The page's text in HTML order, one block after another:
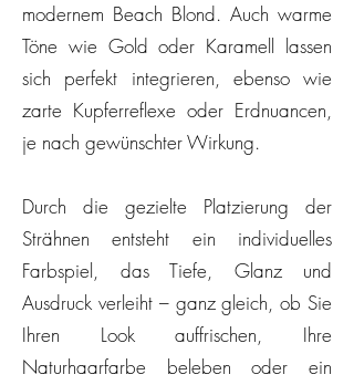
modernem Beach Blond. Auch warme
Töne wie Gold oder Karamell lassen
sich perfekt integrieren, ebenso wie
zarte Kupferreflexe oder Erdnuancen,
je nach gewünschter Wirkung.
Durch die gezielte Platzierung der
Strähnen entsteht ein individuelles
Farbspiel, das Tiefe, Glanz und
Ausdruck verleiht – ganz gleich, ob Sie
Ihren Look auffrischen, Ihre
Naturhaarfarbe beleben oder ein